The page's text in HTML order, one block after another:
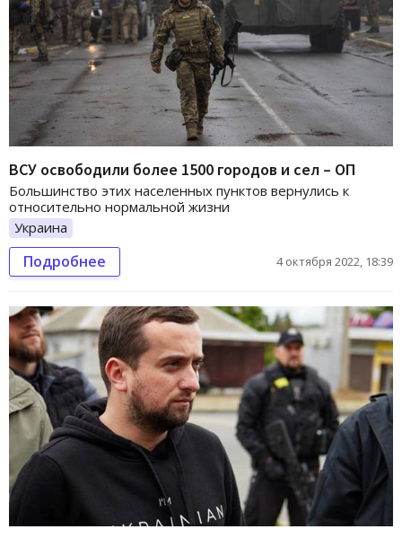
ВСУ освободили более 1500 городов и сел – ОП
Большинство этих населенных пунктов вернулись к
относительно нормальной жизни
Украина
Подробнее 4 октября 2022, 18:39